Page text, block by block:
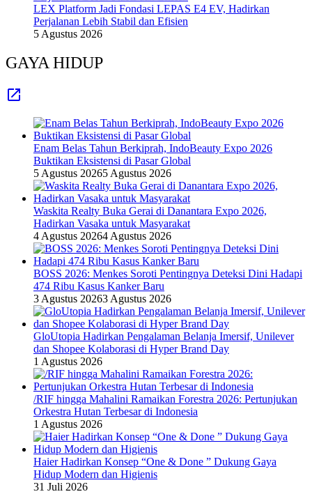
LEX Platform Jadi Fondasi LEPAS E4 EV, Hadirkan
Perjalanan Lebih Stabil dan Efisien
5 Agustus 2026
GAYA HIDUP
Enam Belas Tahun Berkiprah, IndoBeauty Expo 2026
Buktikan Eksistensi di Pasar Global
5 Agustus 20265 Agustus 2026
Waskita Realty Buka Gerai di Danantara Expo 2026,
Hadirkan Vasaka untuk Masyarakat
4 Agustus 20264 Agustus 2026
BOSS 2026: Menkes Soroti Pentingnya Deteksi Dini Hadapi
474 Ribu Kasus Kanker Baru
3 Agustus 20263 Agustus 2026
GloUtopia Hadirkan Pengalaman Belanja Imersif, Unilever
dan Shopee Kolaborasi di Hyper Brand Day
1 Agustus 2026
/RIF hingga Mahalini Ramaikan Forestra 2026: Pertunjukan
Orkestra Hutan Terbesar di Indonesia
1 Agustus 2026
Haier Hadirkan Konsep “One & Done ” Dukung Gaya
Hidup Modern dan Higienis
31 Juli 2026